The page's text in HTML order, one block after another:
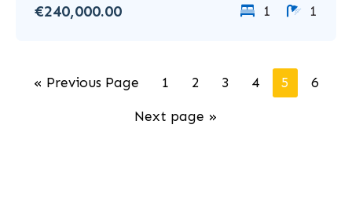
€240,000.00 1 1
« Previous Page 1 2 3 4 5
6
Next page »